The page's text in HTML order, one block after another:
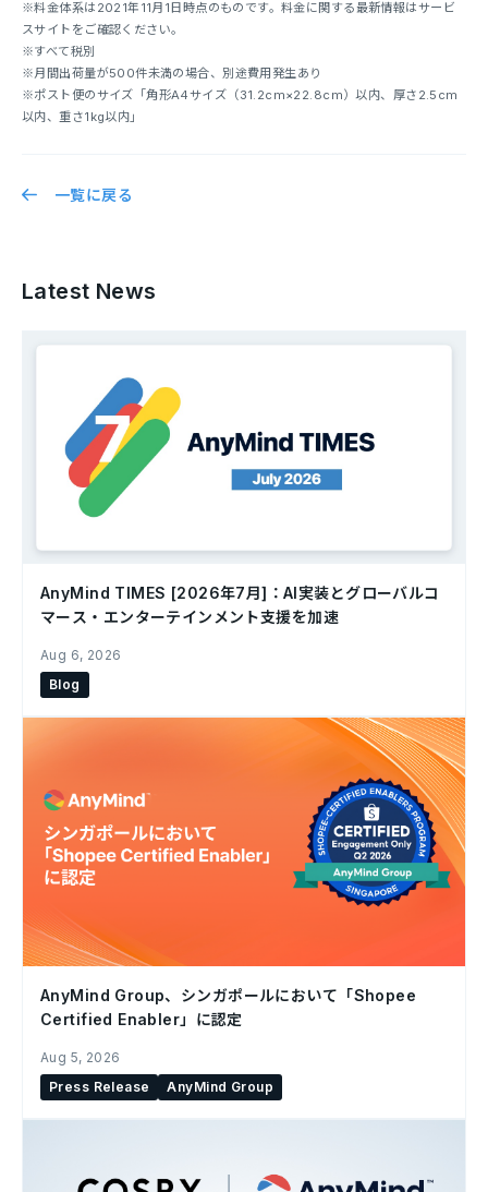
※料金体系は2021年11月1日時点のものです。料金に関する最新情報はサービ
スサイトをご確認ください。
※すべて税別
※月間出荷量が500件未満の場合、別途費用発生あり
※ポスト便のサイズ「角形A4サイズ（31.2cm×22.8cm）以内、厚さ2.5cm
以内、重さ1kg以内」
一覧に戻る
Latest News
AnyMind TIMES [2026年7月]：AI実装とグローバルコ
マース・エンターテインメント支援を加速
Aug 6, 2026
Blog
AnyMind Group、シンガポールにおいて「Shopee
Certified Enabler」に認定
Aug 5, 2026
Press Release
AnyMind Group